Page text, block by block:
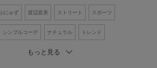
ぷにゅず 渡辺直美 ストリート スポーツ
シンプルコーデ ナチュラル トレンド
再入荷アイテム
もっと見る